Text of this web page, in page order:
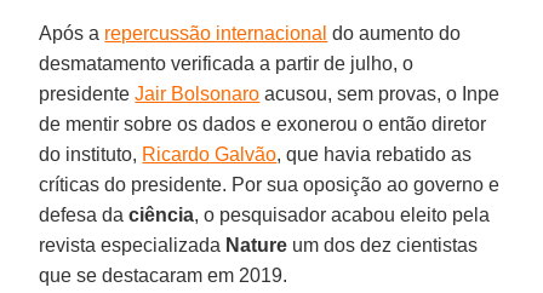
Após a repercussão internacional do aumento do
desmatamento verificada a partir de julho, o
presidenteJair Bolsonaro acusou, sem provas, o Inpe
de mentir sobre os dados e exonerou o então diretor
do instituto, Ricardo Galvão, que havia rebatido as
críticas do presidente. Por sua oposição ao governo e
defesa daciência, o pesquisador acabou eleito pela
revista especializada Nature um dos dez cientistas
que se destacaram em 2019.